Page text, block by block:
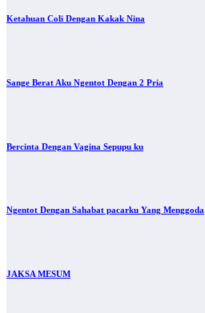
Ketahuan Coli Dengan Kakak Nina
Sange Berat Aku Ngentot Dengan 2 Pria
Bercinta Dengan Vagina Sepupu ku
Ngentot Dengan Sahabat pacarku Yang Menggoda
JAKSA MESUM